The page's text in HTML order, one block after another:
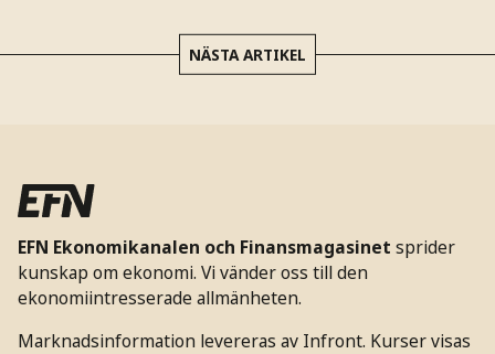
NÄSTA ARTIKEL
EFN Ekonomikanalen och Finansmagasinet sprider
kunskap om ekonomi. Vi vänder oss till den
ekonomiintresserade allmänheten.
Marknadsinformation levereras av Infront. Kurser visas